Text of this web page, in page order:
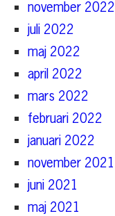
november 2022
juli 2022
maj 2022
april 2022
mars 2022
februari 2022
januari 2022
november 2021
juni 2021
maj 2021